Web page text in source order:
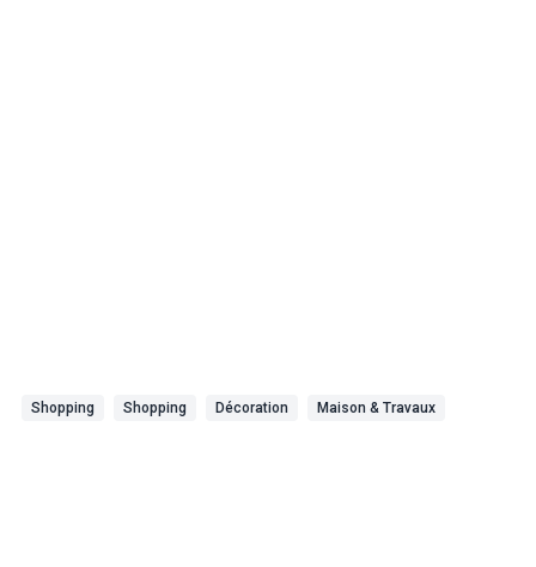
Shopping Shopping Décoration Maison & Travaux